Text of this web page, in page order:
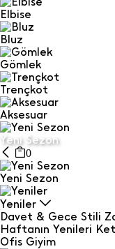
Elbise
Bluz
Gömlek
Trençkot
Aksesuar
Yeni Sezon
0
Yeni Sezon
Yeniler
Davet & Gece Stili
Haftanın Yenileri
Ofis Giyim